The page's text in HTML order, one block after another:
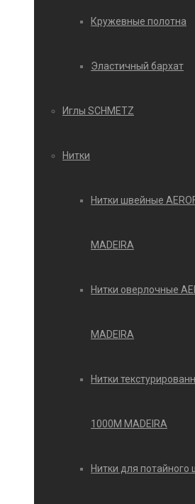
Кружевные полотна
Эластичный бархат
Иглы SCHMETZ
Нитки
Нитки швейные
MADEIRA
Нитки оверлочные
MADEIRA
Нитки
1000М MADEIRA
Нитки для потайного